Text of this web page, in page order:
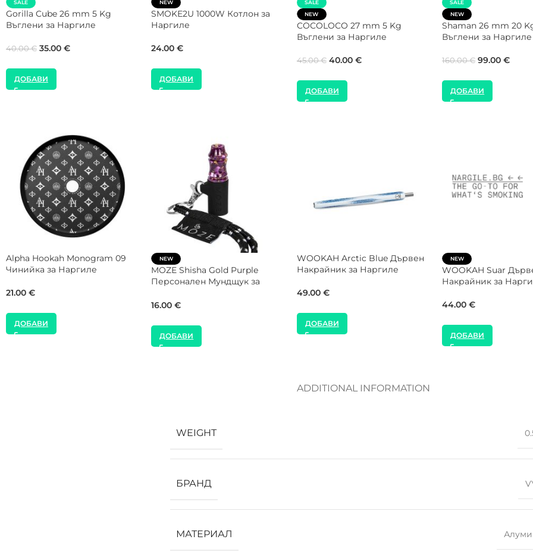
NEW
Gorilla Cube 27 mm 1 Kg Кутия
Въглени за Наргиле
8.00€
ДОБАВИ
SALE
CROWN Max Flow 26 mm 5 Kg
Кутия Въглени за Наргиле
40.00 €
ДОБАВИ
SALE
Gorilla Cube 26 mm 20 Kg
Кашон Въглени за Наргиле
ДОБАВИ
NEW
Shaman 26 mm 1 Kg
Въглени за Наргиле
ДОБАВИ
Alpha Hookah Doll Black Blue
Тради Чашка за Наргиле
15.00 €
ДОБАВИ
NEW
SMOKE2U 1000W Котлон за
Наргиле
24.00€
ДОБАВИ
Karma Hookah Feather
Чинийка за Наргиле
23.00 €
ДОБАВИ
MOZE Shisha Pink
Подложка за
ДОБАВИ
ADDITIONAL INFORMATION
WEIGHT
БРАНД
МАТЕРИАЛ